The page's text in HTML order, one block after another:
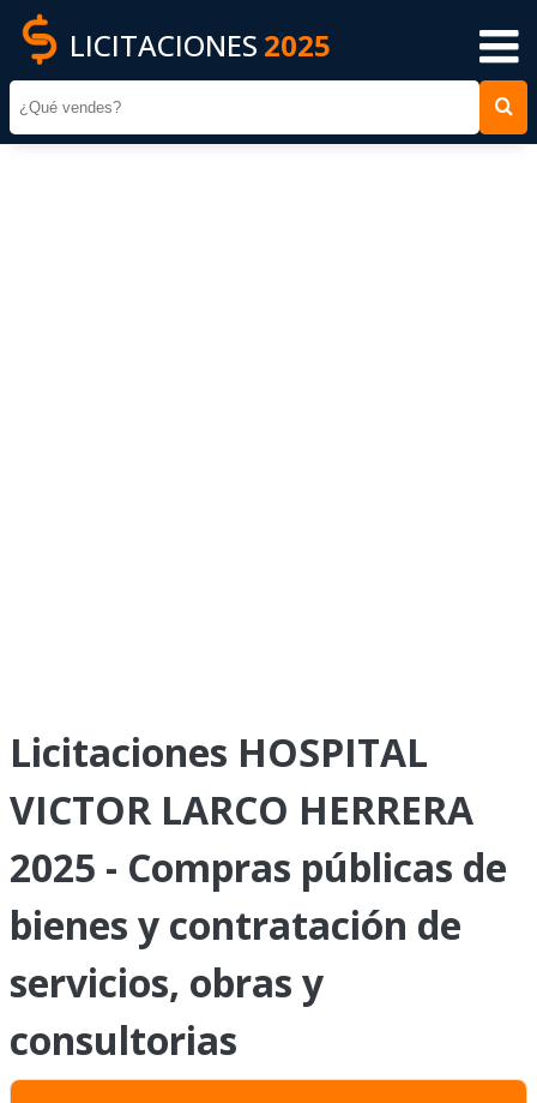
LICITACIONES 2025
Licitaciones HOSPITAL
VICTOR LARCO HERRERA
2025 - Compras públicas de
bienes y contratación de
servicios, obras y
consultorias